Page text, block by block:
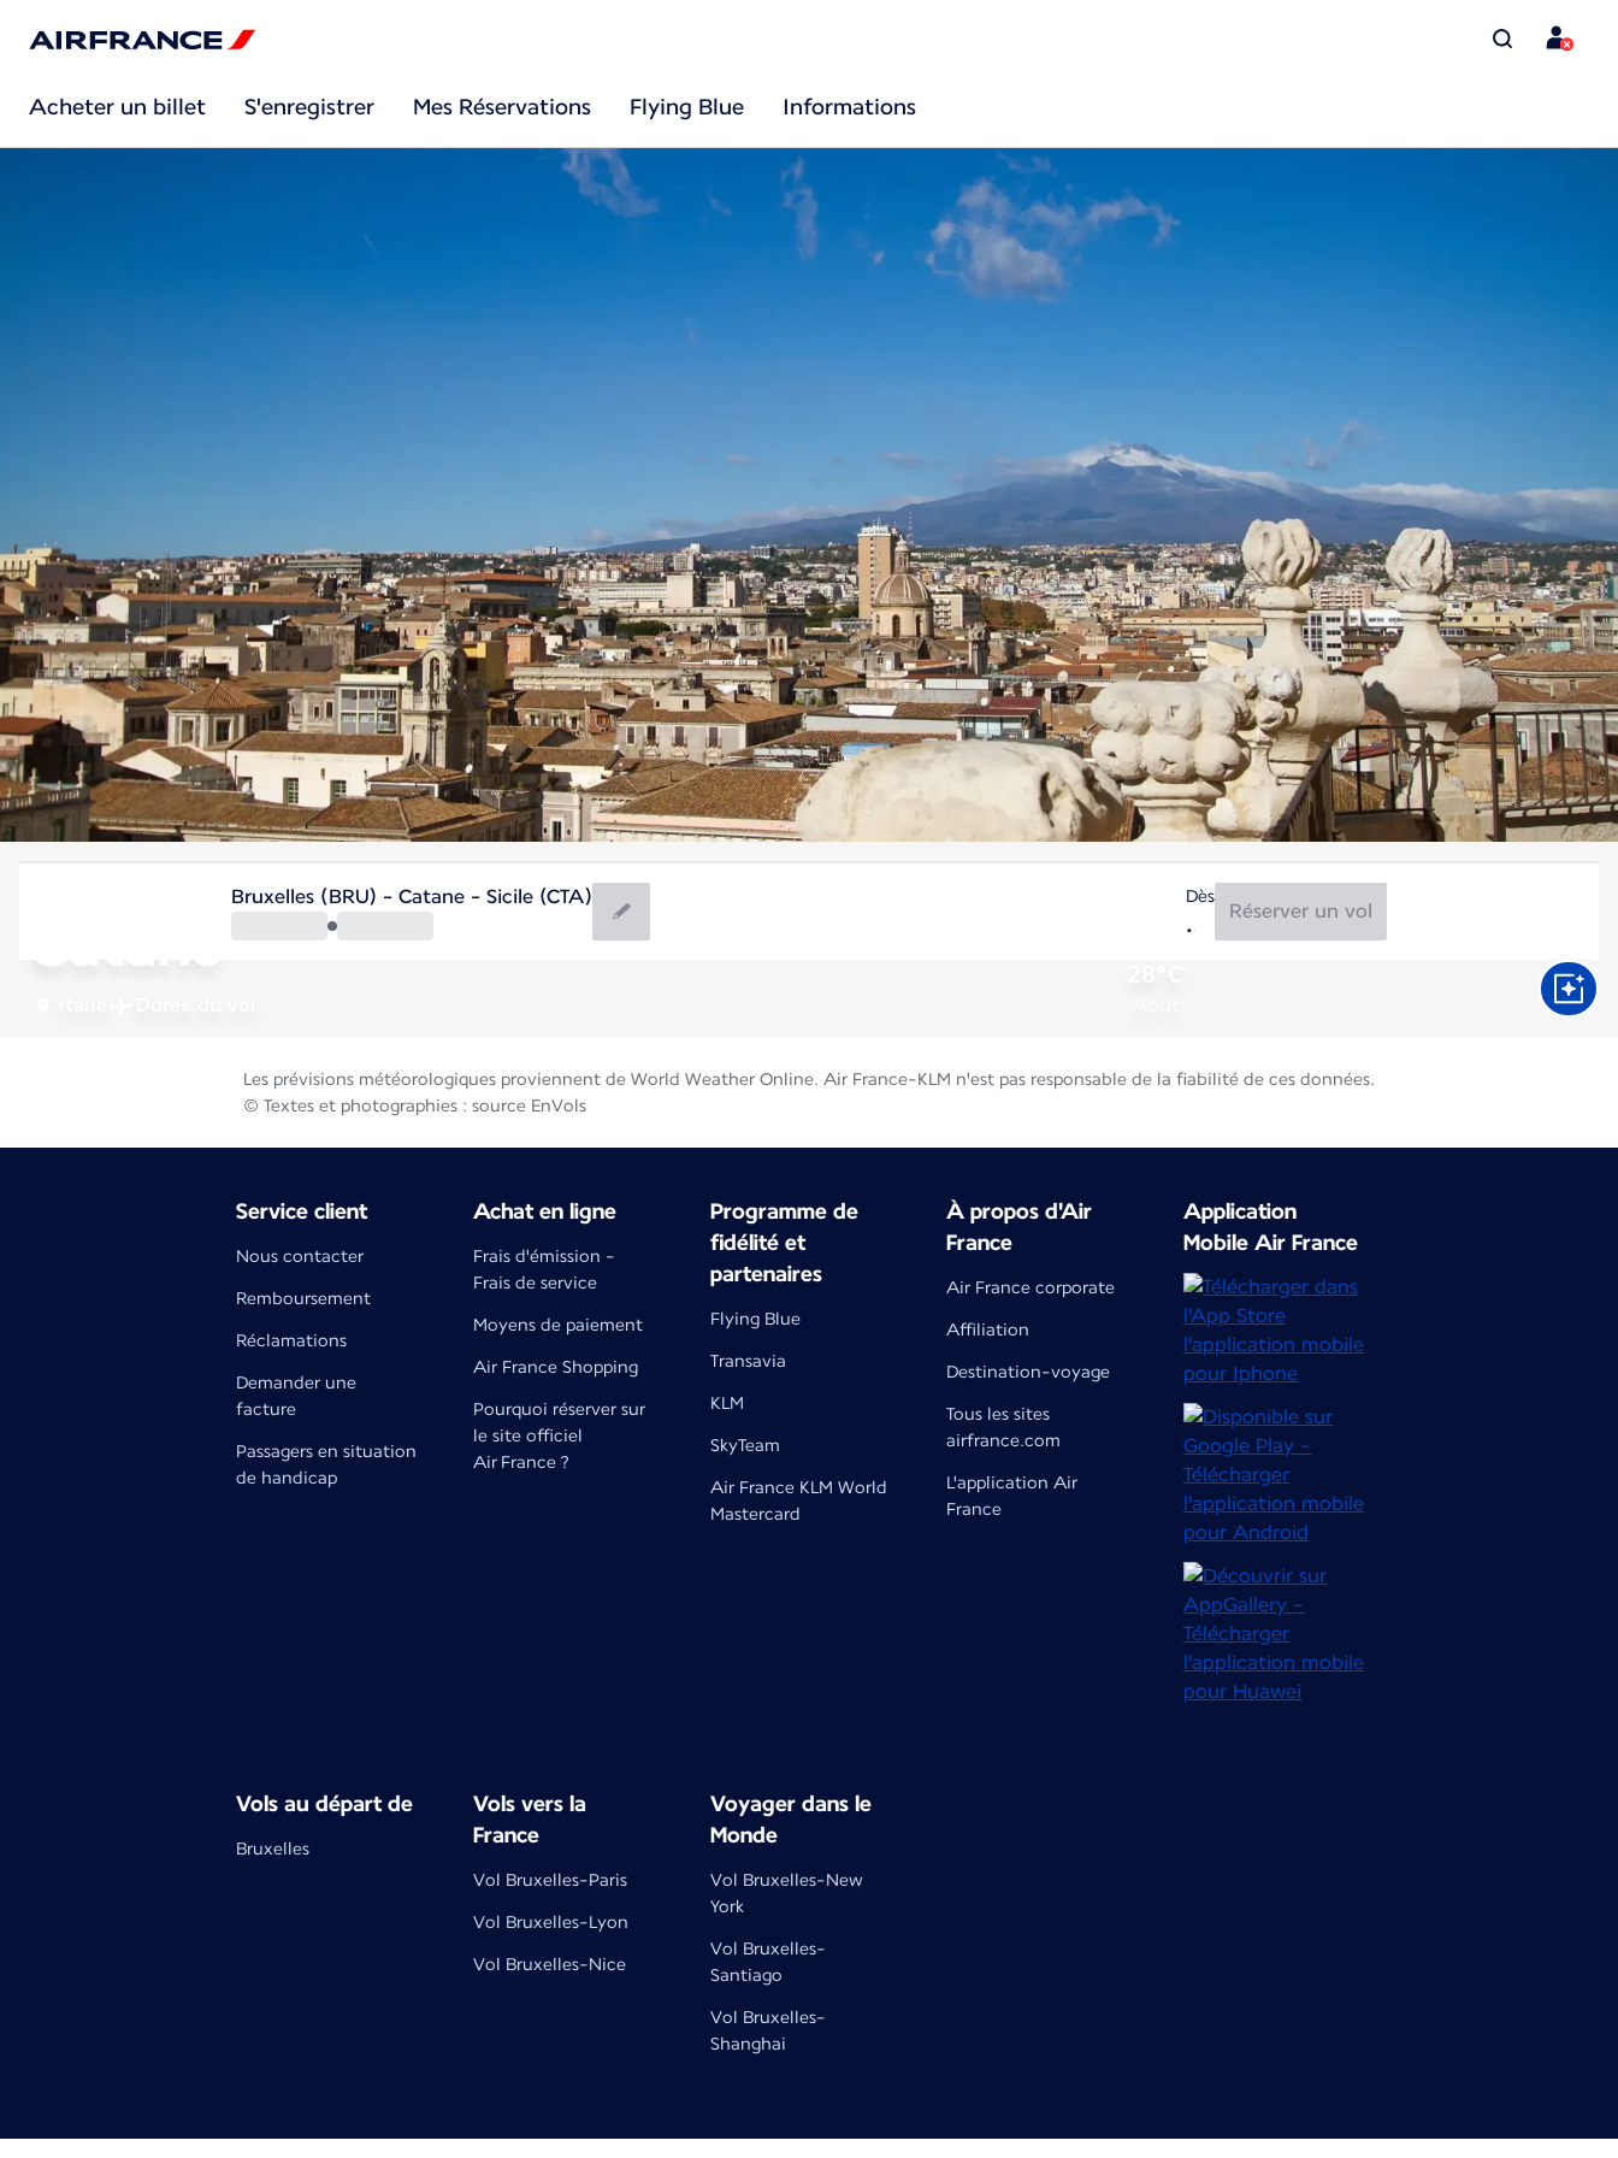
Acheter un billet S'enregistrer Mes Réservations Flying Blue Informations
Catane
Bruxelles (BRU) - Catane - Sicile (CTA) Dès
Réserver un vol
Les prévisions météorologiques proviennent de World Weather Online. Air France-KLM n'est pas responsable de la fiabilité de ces données.
© Textes et photographies : source EnVols
Service client
Nous contacter
Remboursement
Réclamations
Demander une
facture
Passagers en situation
de handicap
Achat en ligne
Frais d'émission -
Frais de service
Moyens de paiement
Air France Shopping
Pourquoi réserver sur
le site officiel
Air France ?
Programme de
fidélité et
partenaires
Flying Blue
Transavia
KLM
SkyTeam
Air France KLM World
Mastercard
À propos d'Air
France
Air France corporate
Affiliation
Destination-voyage
Tous les sites
airfrance.com
L'application Air
France
Application
Mobile Air France
Vols au départ de
Bruxelles
Vols vers la
France
Vol Bruxelles-Paris
Vol Bruxelles-Lyon
Vol Bruxelles-Nice
Voyager dans le
Monde
Vol Bruxelles-New
York
Vol Bruxelles-
Santiago
Vol Bruxelles-
Shanghai